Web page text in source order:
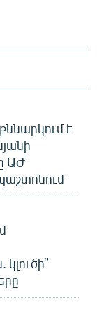
է
ԱԺ
կլուծի՞